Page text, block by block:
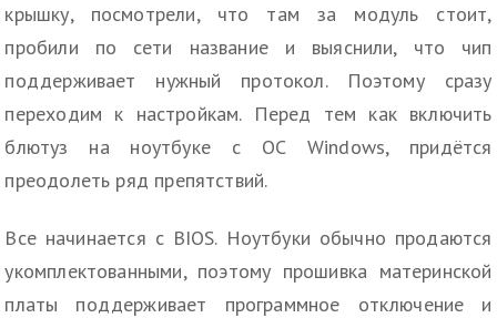
крышку, посмотрели, что там за модуль стоит,
пробили по сети название и выяснили, что чип
поддерживает нужный протокол. Поэтому сразу
переходим к настройкам. Перед тем как включить
блютуз на ноутбуке с ОС Windows, придётся
преодолеть ряд препятствий.
Все начинается с BIOS. Ноутбуки обычно продаются
укомплектованными, поэтому прошивка материнской
платы поддерживает программное отключение и